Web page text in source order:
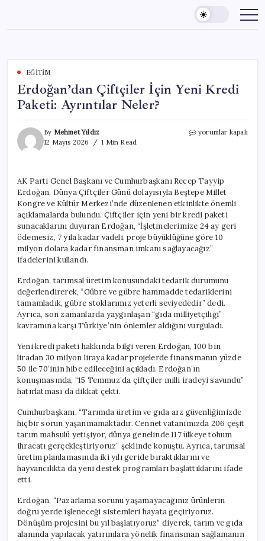
content
EĞITIM
Erdoğan’dan Çiftçiler İçin Yeni Kredi
Paketi: Ayrıntılar Neler?
By Mehmet Yıldız
12 Mayıs 2026
1 Min Read
Erdoğan’dan
Paketi:
Ayrıntılar
Neler?
için
yorumlar kapalı
AK Parti Genel Başkanı ve Cumhurbaşkanı Recep Tayyip
Erdoğan, Dünya Çiftçiler Günü dolayısıyla Beştepe Millet
Kongre ve Kültür Merkezi’nde düzenlenen etkinlikte önemli
açıklamalarda bulundu. Çiftçiler için yeni bir kredi paketi
sunacaklarını duyuran Erdoğan, “İşletmelerimize 24 ay geri
ödemesiz, 7 yıla kadar vadeli, proje büyüklüğüne göre 10
milyon dolara kadar finansman imkanı sağlayacağız”
ifadelerini kullandı.
Erdoğan, tarımsal üretim konusundaki tedarik durumunu
değerlendirerek, “Gübre ve gübre hammadde tedariklerini
tamamladık, gübre stoklarımız yeterli seviyededir” dedi.
Ayrıca, son zamanlarda yaygınlaşan “gıda milliyetçiliği”
kavramına karşı Türkiye’nin önlemler aldığını vurguladı.
Yeni kredi paketi hakkında bilgi veren Erdoğan, 100 bin
liradan 30 milyon liraya kadar projelerde finansmanın yüzde
50 ile 70’inin hibe edileceğini açıkladı. Erdoğan’ın
konuşmasında, “15 Temmuz’da çiftçiler milli iradeyi savundu”
hatırlatması da dikkat çekti.
Cumhurbaşkanı, “Tarımda üretim ve gıda arz güvenliğimizde
hiçbir sorun yaşanmamaktadır. Cennet vatanımızda 206 çeşit
tarım mahsulü yetişiyor, dünya genelinde 117 ülkeye tohum
ihracatı gerçekleştiriyoruz” şeklinde konuştu. Ayrıca, tarımsal
üretim planlamasında iki yılı geride bıraktıklarını ve
hayvancılıkta da yeni destek programları başlattıklarını ifade
etti.
Erdoğan, “Pazarlama sorunu yaşamayacağınız ürünlerin
doğru yerde işleneceği sistemleri hayata geçiriyoruz.
Dönüşüm projesini bu yıl başlatıyoruz” diyerek, tarım ve gıda
alanında yapılacak yatırımlara yönelik finansman sağlamanın